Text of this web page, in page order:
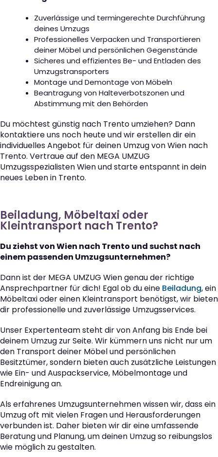
Zuverlässige und termingerechte Durchführung
deines Umzugs
Professionelles Verpacken und Transportieren
deiner Möbel und persönlichen Gegenstände
Sicheres und effizientes Be- und Entladen des
Umzugstransporters
Montage und Demontage von Möbeln
Beantragung von Halteverbotszonen und
Abstimmung mit den Behörden
Du möchtest günstig nach Trento umziehen? Dann
kontaktiere uns noch heute und wir erstellen dir ein
individuelles Angebot für deinen Umzug von Wien nach
Trento. Vertraue auf den MEGA UMZUG
Umzugsspezialisten Wien und starte entspannt in dein
neues Leben in Trento.
Beiladung, Möbeltaxi oder
Kleintransport nach Trento?
Du ziehst von Wien nach Trento und suchst nach
einem passenden Umzugsunternehmen?
Dann ist der MEGA UMZUG Wien genau der richtige
Ansprechpartner für dich! Egal ob du eine Beiladung, ein
Möbeltaxi oder einen Kleintransport benötigst, wir bieten
dir professionelle und zuverlässige Umzugsservices.
Unser Expertenteam steht dir von Anfang bis Ende bei
deinem Umzug zur Seite. Wir kümmern uns nicht nur um
den Transport deiner Möbel und persönlichen
Besitztümer, sondern bieten auch zusätzliche Leistungen
wie Ein- und Auspackservice, Möbelmontage und
Endreinigung an.
Als erfahrenes Umzugsunternehmen wissen wir, dass ein
Umzug oft mit vielen Fragen und Herausforderungen
verbunden ist. Daher bieten wir dir eine umfassende
Beratung und Planung, um deinen Umzug so reibungslos
wie möglich zu gestalten.